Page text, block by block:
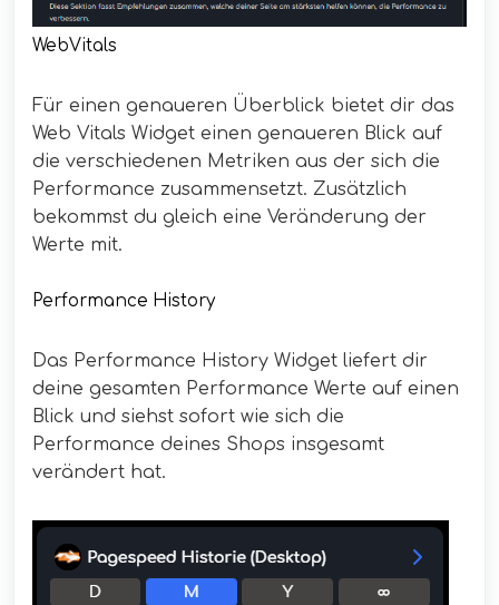
WebVitals
Für einen genaueren Überblick bietet dir das
Web Vitals Widget einen genaueren Blick auf
die verschiedenen Metriken aus der sich die
Performance zusammensetzt. Zusätzlich
bekommst du gleich eine Veränderung der
Werte mit.
Performance History
Das Performance History Widget liefert dir
deine gesamten Performance Werte auf einen
Blick und siehst sofort wie sich die
Performance deines Shops insgesamt
verändert hat.